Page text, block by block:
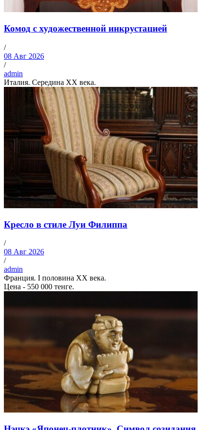
Комод с художественной инкрустацией
/
08 Авг 2026
/
admin
Италия. Середина XX века.
Кресло в стиле Луи Филиппа
/
08 Авг 2026
/
admin
Франция. I половина XX века.
Цена - 550 000 тенге.